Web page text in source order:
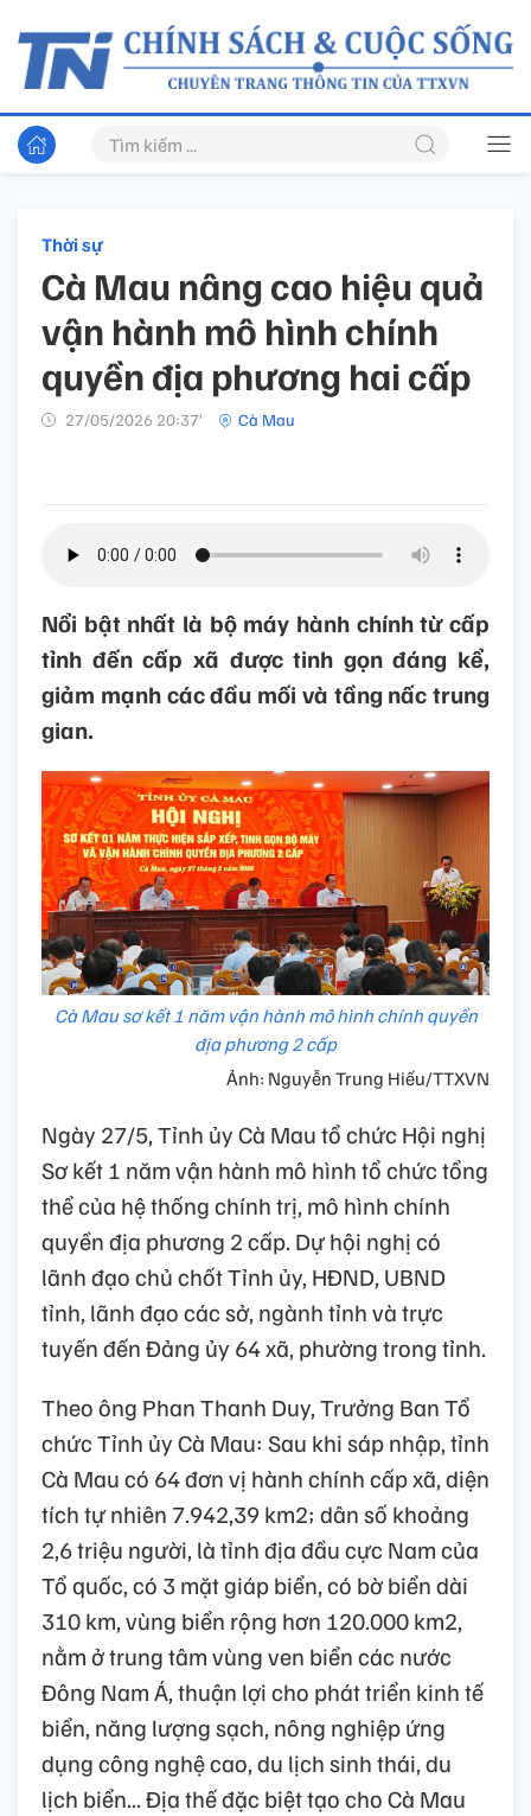
Thời sự
Cà Mau nâng cao hiệu quả
vận hành mô hình chính
quyền địa phương hai cấp
27/05/2026 20:37’ Cà Mau
Nổi bật nhất là bộ máy hành chính từ cấp
tỉnh đến cấp xã được tinh gọn đáng kể,
giảm mạnh các đầu mối và tầng nấc trung
gian.
Cà Mau sơ kết 1 năm vận hành mô hình chính quyền
địa phương 2 cấp
Ảnh: Nguyễn Trung Hiếu/TTXVN
Ngày 27/5, Tỉnh ủy Cà Mau tổ chức Hội nghị
Sơ kết 1 năm vận hành mô hình tổ chức tổng
thể của hệ thống chính trị, mô hình chính
quyền địa phương 2 cấp. Dự hội nghị có
lãnh đạo chủ chốt Tỉnh ủy, HĐND, UBND
tỉnh, lãnh đạo các sở, ngành tỉnh và trực
tuyến đến Đảng ủy 64 xã, phường trong tỉnh.
Theo ông Phan Thanh Duy, Trưởng Ban Tổ
chức Tỉnh ủy Cà Mau: Sau khi sáp nhập, tỉnh
Cà Mau có 64 đơn vị hành chính cấp xã, diện
tích tự nhiên 7.942,39 km2; dân số khoảng
2,6 triệu người, là tỉnh địa đầu cực Nam của
Tổ quốc, có 3 mặt giáp biển, có bờ biển dài
310 km, vùng biển rộng hơn 120.000 km2,
nằm ở trung tâm vùng ven biển các nước
Đông Nam Á, thuận lợi cho phát triển kinh tế
biển, năng lượng sạch, nông nghiệp ứng
dụng công nghệ cao, du lịch sinh thái, du
lịch biển... Địa thế đặc biệt tạo cho Cà Mau